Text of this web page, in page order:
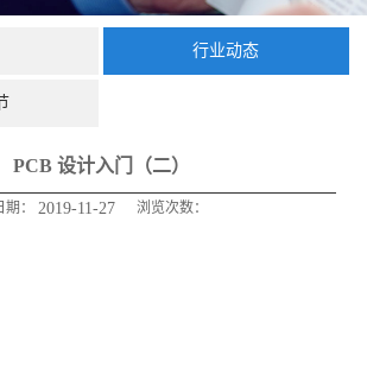
行业动态
PCB 设计入门（二）
期： 2019-11-27 浏览次数：